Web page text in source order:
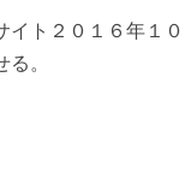
ト２０１６年１０
せる。